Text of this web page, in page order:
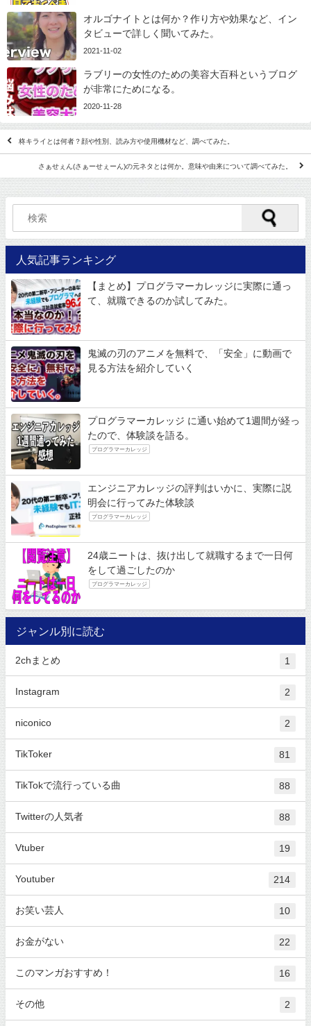
オルゴナイトとは何か？作り方や効果など、イン
タビューで詳しく聞いてみた。
2021-11-02
ラブリーの女性のための美容大百科というブログ
が非常にためになる。
2020-11-28
柊キライとは何者？顔や性別、読み方や使用機材など、調べてみた。
さぁせぇん(さぁーせぇーん)の元ネタとは何か。意味や由来について調べてみた。
人気記事ランキング
【まとめ】プログラマーカレッジに実際に通っ
て、就職できるのか試してみた。
鬼滅の刃のアニメを無料で、「安全」に動画で
見る方法を紹介していく
プログラマーカレッジ に通い始めて1週間が経っ
たので、体験談を語る。
プログラマーカレッジ
エンジニアカレッジの評判はいかに、実際に説
明会に行ってみた体験談
プログラマーカレッジ
24歳ニートは、抜け出して就職するまで一日何
をして過ごしたのか
プログラマーカレッジ
ジャンル別に読む
2chまとめ 1
Instagram 2
niconico 2
TikToker 81
TikTokで流行っている曲 88
Twitterの人気者 88
Vtuber 19
Youtuber 214
お笑い芸人 10
お金がない 22
このマンガおすすめ！ 16
その他 2